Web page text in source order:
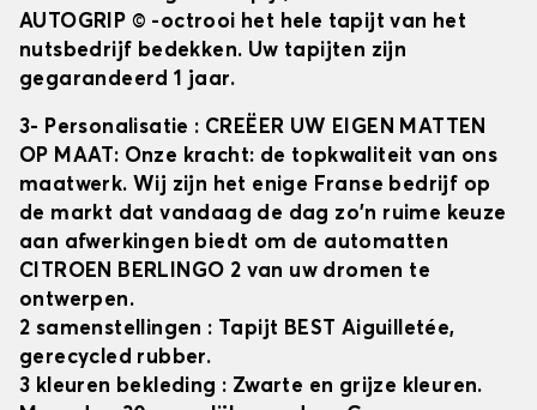
AUTOGRIP © -octrooi het hele tapijt van het
nutsbedrijf bedekken. Uw tapijten zijn
gegarandeerd 1 jaar.
3- Personalisatie : CREËER UW EIGEN MATTEN
OP MAAT: Onze kracht: de topkwaliteit van ons
maatwerk. Wij zijn het enige Franse bedrijf op
de markt dat vandaag de dag zo'n ruime keuze
aan afwerkingen biedt om de automatten
CITROEN BERLINGO 2 van uw dromen te
ontwerpen.
2 samenstellingen : Tapijt BEST Aiguilletée,
gerecycled rubber.
3 kleuren bekleding : Zwarte en grijze kleuren.